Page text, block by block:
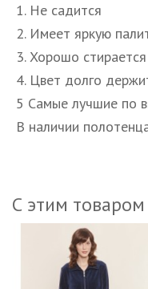
1. Не садится
2. Имеет яркую
3. Хорошо
4. Цвет долго
5 Самые лучшие по
В наличии
С этим